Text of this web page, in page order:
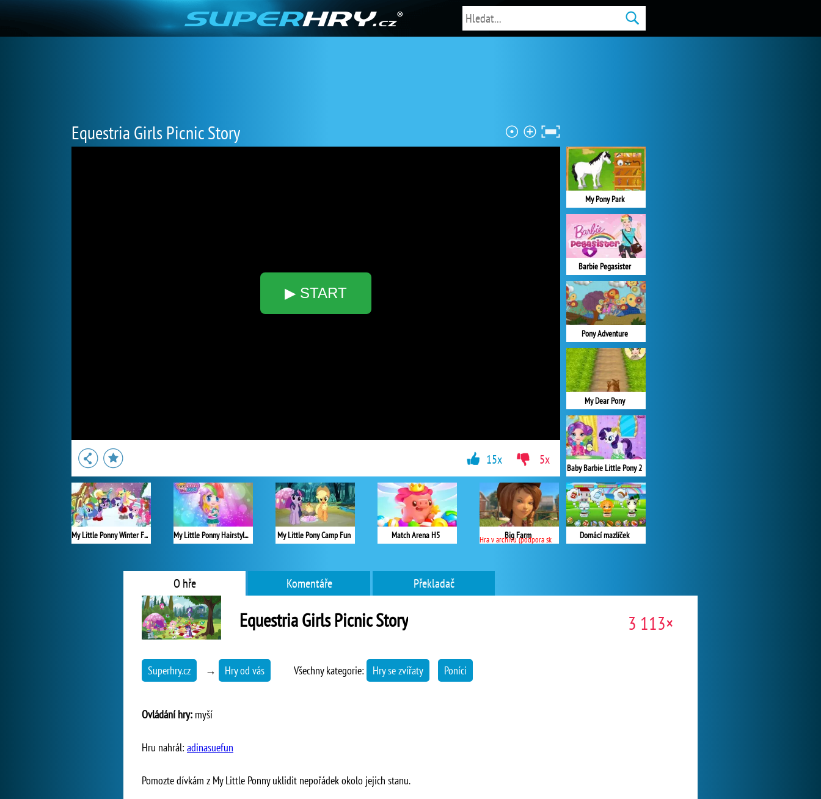
Equestria Girls Picnic Story
▶ START
My Pony Park
Barbie Pegasister
Pony Adventure
My Dear Pony
Baby Barbie Little Pony 2
Domácí mazlíček
My Little Ponny Winter Fashion My Little Ponny Hairstyles My Little Pony Camp Fun Match Arena H5 Big Farm
Hra v archivu (podpora skončila)
15x 5x
O hře Komentáře Překladač
Equestria Girls Picnic Story 3 113×
Superhry.cz → Hry od vás Všechny kategorie: Hry se zvířaty Poníci
Ovládání hry: myší
Hru nahrál: adinasuefun
Pomozte dívkám z My Little Ponny uklidit nepořádek okolo jejich stanu.